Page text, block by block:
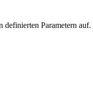
definierten Parametern auf.